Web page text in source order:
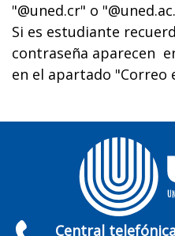
"@uned.cr" o
Si es estudiante
contraseña aparecen
en el apartado "Correo
Central